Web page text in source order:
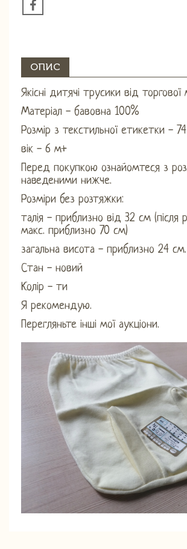
ОПИС
Якісні дитячі трусики від торгової
Матеріал - бавовна 100%
Розмір з текстильної етикетки - 74
вік - 6 м+
Перед покупкою ознайомтеся з
наведеними нижче.
Розміри без розтяжки:
талія - ​​приблизно від 32 см (після
макс. приблизно 70 см)
загальна висота - приблизно 24 см.
Стан - новий
Колір - ти
Я рекомендую.
Перегляньте інші мої аукціони.